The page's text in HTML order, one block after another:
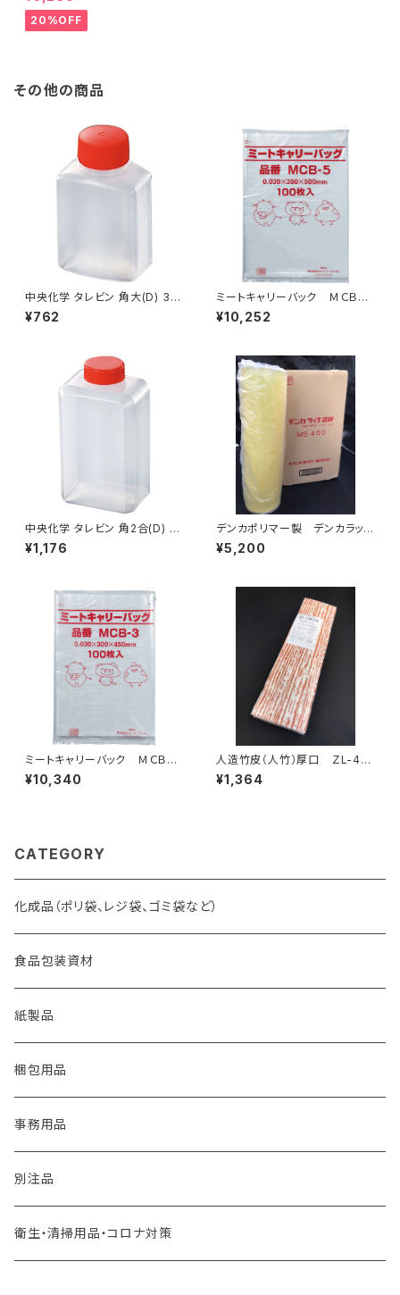
20%OFF
その他の商品
中央化学 タレビン 角大(D) 33
ml 50個入り
¥762
ミートキャリーバック ＭＣＢ－
5 紐付 1500枚（100枚×15
冊）
¥10,252
中央化学 タレビン 角2合(D) 3
60ml 20個入り
¥1,176
デンカポリマー製 デンカラッ
プ MS400 食品包装用スト
レッチフィルム 1箱2本入り
¥5,200
ミートキャリーバック ＭＣＢ－
３ 紐付 2000枚（100枚×20
冊）
¥10,340
人造竹皮（人竹）厚口 ＺL-40
（120ｇ） 200枚
¥1,364
CATEGORY
化成品（ポリ袋、レジ袋、ゴミ袋など）
食品包装資材
紙製品
梱包用品
事務用品
別注品
衛生・清掃用品・コロナ対策